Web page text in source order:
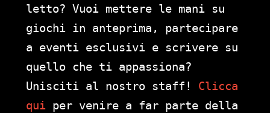
letto? Vuoi mettere le mani su
giochi in anteprima, partecipare
a eventi esclusivi e scrivere su
quello che ti appassiona?
Unisciti al nostro staff! Clicca
qui per venire a far parte della